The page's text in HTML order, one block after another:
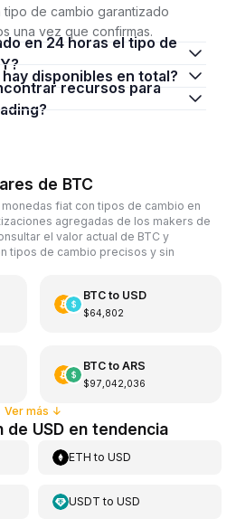
de cambio garantizado
una vez que confirmas.
hay disponibles en total?
de BTC
fiat con tipos de cambio en
agregadas de los makers de
el valor actual de BTC y
tipos de cambio precisos y sin
BTCto USD
$64,802
BTCto ARS
$97,042,036
Ver más ↓
USD en tendencia
ETH toUSD
USDT toUSD